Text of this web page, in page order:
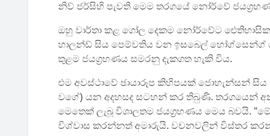
නිව් ජර්සිහි පැවති මෙම තරගයේ නෝර්වේ
ඔහු වාර්තා කළ ගෝල දෙකම නෝර්වේට
හාලන්ඩ් සිය පෙම්වතිය වන ඉසබෙල් හෝග්සෙන්ග්
තුළම ජයග්‍රහණය සමරනු දැකගත හැකි විය.
එම අවස්ථාවේ ඡායාරූප කිහිපයක් ජොහැන්සන් සිය
වගේ) යන අදහසද සටහන් කර තිබුණි. තරගයෙන්
මෙතෙක් ලැබූ විශාලතම ජයග්‍රහණය මෙය බවයි.
විශ්වාස කරන්නත් අමාරුයි. වචනවලින් විස්තර